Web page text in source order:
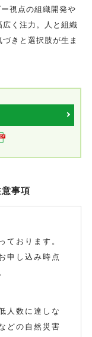
視点の組織開発や
く注力。人と組織
きと選択肢が生ま
事項
ております。
申し込み時点
人数に達しな
どの自然災害